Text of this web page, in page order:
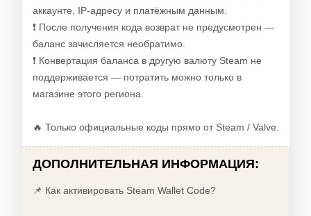
аккаунте, IP-адресу и платёжным данным.
❗ После получения кода возврат не предусмотрен —
баланс зачисляется необратимо.
❗ Конвертация баланса в другую валюту Steam не
поддерживается — потратить можно только в
магазине этого региона.
🔥 Только официальные коды прямо от Steam / Valve.
ДОПОЛНИТЕЛЬНАЯ ИНФОРМАЦИЯ:
📌 Как активировать Steam Wallet Code?